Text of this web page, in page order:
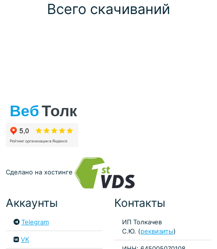
Всего скачиваний
Сделано на хостинге
Аккаунты
Telegram
VK
Контакты
ИП Толкачев
С.Ю. (реквизиты)